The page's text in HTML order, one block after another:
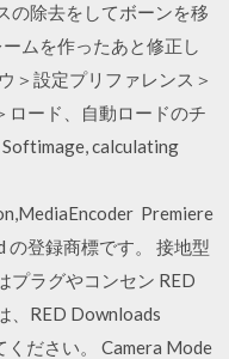
の除去をしてボーンを移
ムを作ったあと修正し
＞設定プリファレンス＞
ロード、自動ロードのチ
calculating
Premiere
の登録商標です。 接地型
プラグやコンセン RED
、RED Downloads
ださい。 Camera Mode